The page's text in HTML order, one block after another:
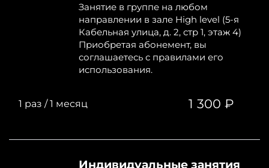
Занятие в группе на любом
направлении в зале High level (5-я
Кабельная улица, д. 2, стр 1, этаж 4)
Приобретая абонемент, вы
соглашаетесь с правилами его
использования.
1 раз /1 месяц 1 300 ₽
Индивидуальные занятия